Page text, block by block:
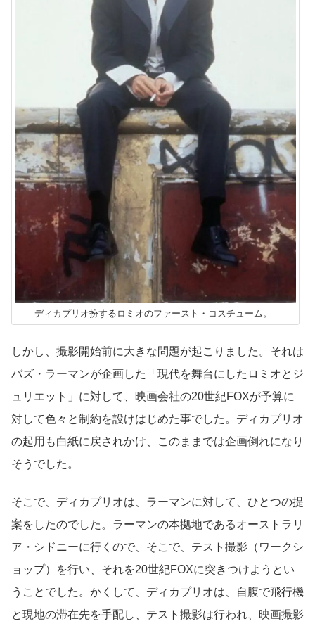
ディカプリオ扮するロミオのファースト・コスチューム。
しかし、撮影開始前に大きな問題が起こりました。それは
バズ・ラーマンが企画した「現代を舞台にしたロミオとジ
ュリエット」に対して、映画会社の20世紀FOXが予算に
対して色々と制約を設けはじめた事でした。ディカプリオ
の起用も白紙に戻されかけ、このままでは企画倒れになり
そうでした。
そこで、ディカプリオは、ラーマンに対して、ひとつの提
案をしたのでした。ラーマンの本拠地であるオーストラリ
ア・シドニーに行くので、そこで、テスト撮影（ワークシ
ョップ）を行い、それを20世紀FOXに突きつけようとい
うことでした。かくして、ディカプリオは、自腹で飛行機
と現地の滞在先を手配し、テスト撮影は行われ、映画撮影